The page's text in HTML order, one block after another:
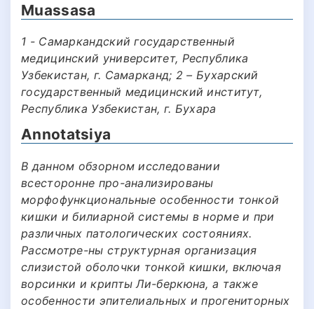
Muassasa
1 - Самаркандский государственный
медицинский университет, Республика
Узбекистан, г. Самарканд; 2 – Бухарский
государственный медицинский институт,
Республика Узбекистан, г. Бухара
Annotatsiya
В данном обзорном исследовании
всесторонне про-анализированы
морфофункциональные особенности тонкой
кишки и билиарной системы в норме и при
различных патологических состояниях.
Рассмотре-ны структурная организация
слизистой оболочки тонкой кишки, включая
ворсинки и крипты Ли-беркюна, а также
особенности эпителиальных и прогениторных